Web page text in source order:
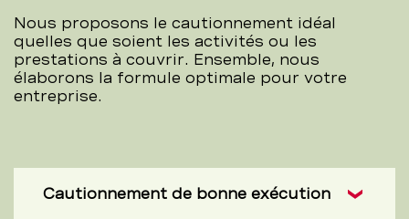
Nous proposons le cautionnement idéal
quelles que soient les activités ou les
prestations à couvrir. Ensemble, nous
élaborons la formule optimale pour votre
entreprise.
Cautionnement de bonne exécution